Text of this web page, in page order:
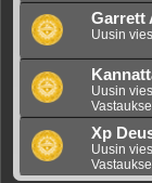
Garrett
Uusin
Uusin
Xp Deus
Uusin